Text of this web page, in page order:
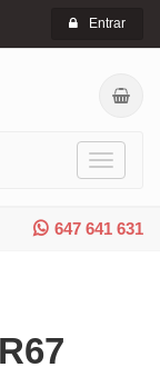
Entrar
Toggle
647 641 631